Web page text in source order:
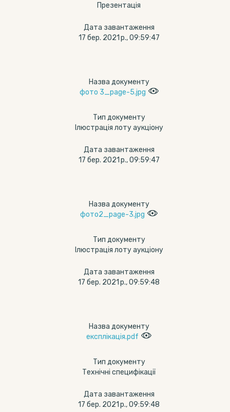
Презентація
Дата завантаження
17 бер. 2021 р., 09:59:47
Назва документу
фото 3_page-5.jpg
Тип документу
Ілюстрація лоту аукціону
Дата завантаження
17 бер. 2021 р., 09:59:47
Назва документу
фото2_page-3.jpg
Тип документу
Ілюстрація лоту аукціону
Дата завантаження
17 бер. 2021 р., 09:59:48
Назва документу
експлікація.pdf
Тип документу
Технічні специфікації
Дата завантаження
17 бер. 2021 р., 09:59:48